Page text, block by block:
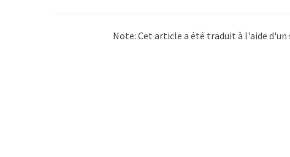
Note: Cet article a été traduit à l'aide